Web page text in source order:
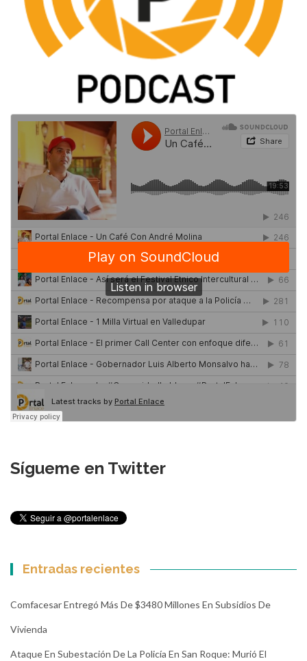
Sígueme en Twitter
Entradas recientes
Comfacesar Entregó Más De $3480 Millones En Subsidios De
Vivienda
Ataque En Subestación De La Policía En San Roque: Murió El